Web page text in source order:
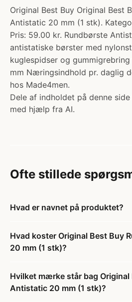
Original Best Buy Original Best
Antistatic 20 mm (1 stk).
Pris: 59.00 kr. Rundbørste
antistatiske børster med
kuglespidser og
mm Næringsindhold pr. daglig
hos Made4men.
Dele af indholdet på denne
med hjælp fra AI.
Ofte stillede
Hvad er navnet på produktet?
Hvad koster Original Best Buy
20 mm (1 stk)?
Hvilket mærke står bag
Antistatic 20 mm (1 stk)?